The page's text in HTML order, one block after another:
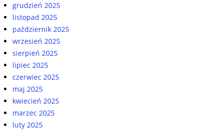
grudzień 2025
listopad 2025
październik 2025
wrzesień 2025
sierpień 2025
lipiec 2025
czerwiec 2025
maj 2025
kwiecień 2025
marzec 2025
luty 2025